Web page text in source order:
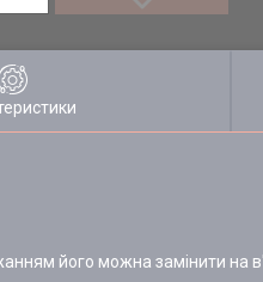
його можна замінити на